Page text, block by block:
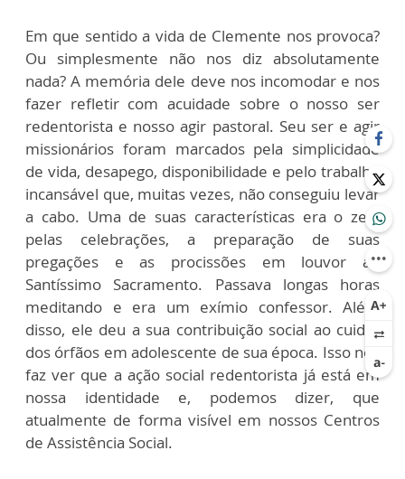
Em que sentido a vida de Clemente nos provoca?
Ou simplesmente não nos diz absolutamente
nada? A memória dele deve nos incomodar e nos
fazer refletir com acuidade sobre o nosso ser
redentorista e nosso agir pastoral. Seu ser e agir
missionários foram marcados pela simplicidade
de vida, desapego, disponibilidade e pelo trabalho
incansável que, muitas vezes, não conseguiu levar
a cabo. Uma de suas características era o zelo
pelas celebrações, a preparação de suas
pregações e as procissões em louvor ao
Santíssimo Sacramento. Passava longas horas
meditando e era um exímio confessor. Além
disso, ele deu a sua contribuição social ao cuidar
dos órfãos em adolescente de sua época. Isso nos
faz ver que a ação social redentorista já está em
nossa identidade e, podemos dizer, que
atualmente de forma visível em nossos Centros
de Assistência Social.